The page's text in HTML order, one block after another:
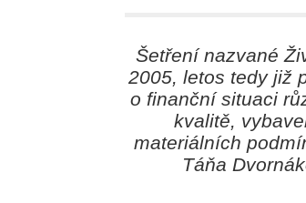
Šetření nazvané
2005, letos tedy již
o finanční situaci
kvalitě,
materiálních
Táňa